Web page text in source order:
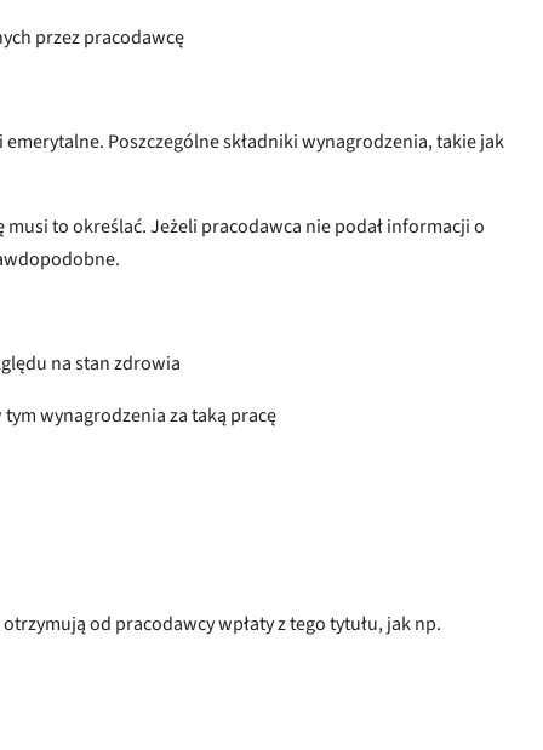
przez pracodawcę
Poszczególne składniki wynagrodzenia, takie jak
to określać. Jeżeli pracodawca nie podał informacji o
na stan zdrowia
wynagrodzenia za taką pracę
od pracodawcy wpłaty z tego tytułu, jak np.